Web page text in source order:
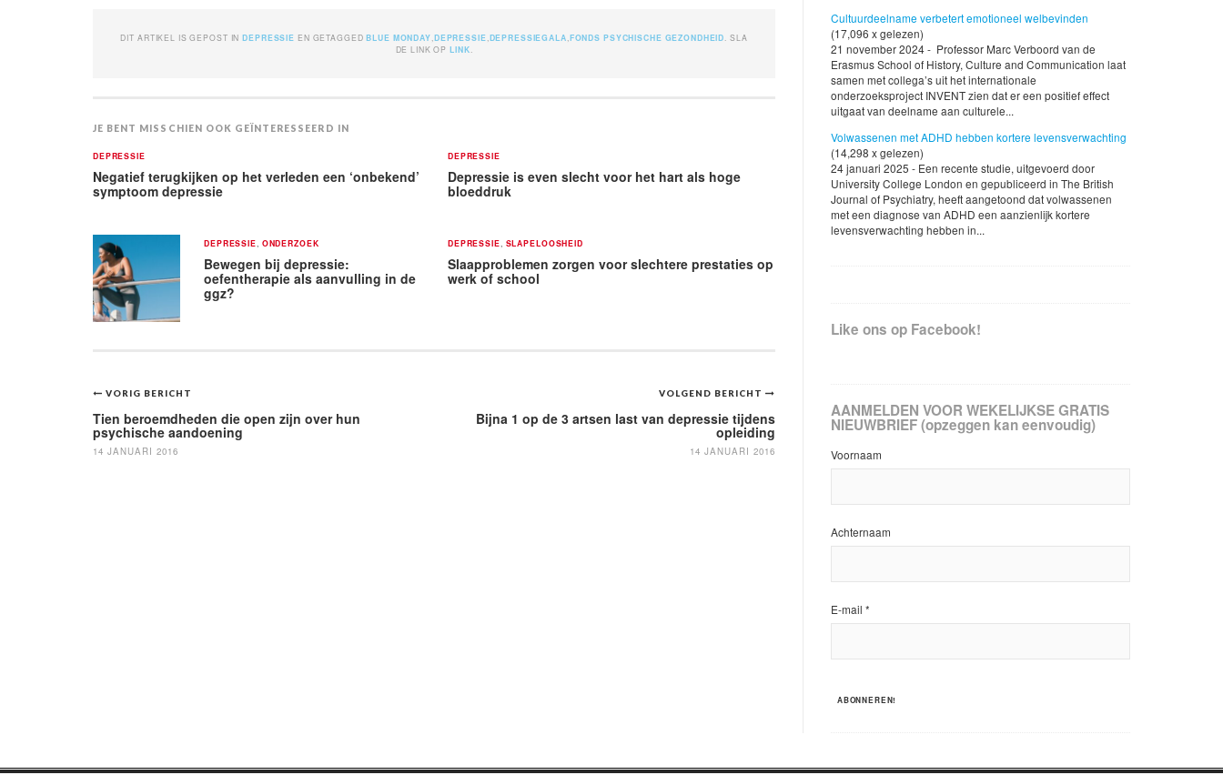
DIT ARTIKEL IS GEPOST INDEPRESSIE EN GETAGGEDBLUE MONDAY DEPRESSIE DEPRESSIEGALA FONDS PSYCHISCHE GEZONDHEID . SLA
DE LINK OPLINK
JE BENT MISSCHIEN OOK GEÏNTERESSEERD IN
DEPRESSIE
Negatief terugkijken op het verleden een ‘onbekend’
symptoom depressie
DEPRESSIE
Depressie is even slecht voor het hart als hoge
bloeddruk
DEPRESSIE ONDERZOEK
Bewegen bij depressie:
oefentherapie als aanvulling in de
ggz?
DEPRESSIE SLAPELOOSHEID
Slaapproblemen zorgen voor slechtere prestaties op
werk of school
Bericht
navigatie
VOLGEND BERICHT
Bijna 1 op de 3 artsen last van depressie tijdens
opleiding
14 JANUARI 2016
VORIG BERICHT
Tien beroemdheden die open zijn over hun
psychische aandoening
14 JANUARI 2016
Cultuurdeelname verbetert emotioneel welbevinden
(17,096 x gelezen)
21 november 2024 - Professor Marc Verboord van de
Erasmus School of History, Culture and Communication laat
samen met collega’s uit het internationale
onderzoeksproject INVENT zien dat er een positief effect
uitgaat van deelname aan culturele...
Volwassenen met ADHD hebben kortere levensverwachting
(14,298 x gelezen)
24 januari 2025 - Een recente studie, uitgevoerd door
University College London en gepubliceerd in The British
Journal of Psychiatry, heeft aangetoond dat volwassenen
met een diagnose van ADHD een aanzienlijk kortere
levensverwachting hebben in...
Like ons op Facebook!
AANMELDEN VOOR WEKELIJKSE GRATIS
NIEUWBRIEF (opzeggen kan eenvoudig)
Voornaam
Achternaam
E-mail *